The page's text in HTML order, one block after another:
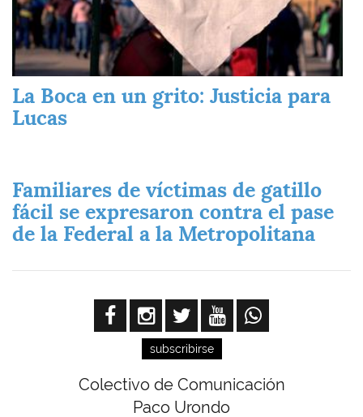
La Boca en un grito: Justicia para
Lucas
Familiares de víctimas de gatillo
fácil se expresaron contra el pase
de la Federal a la Metropolitana
subscribirse
Colectivo de Comunicación
Paco Urondo